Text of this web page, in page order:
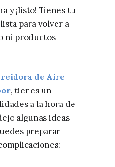
y ¡listo! Tienes tu
para volver a
ni productos
de Aire
, tienes un
a la hora de
algunas ideas
preparar